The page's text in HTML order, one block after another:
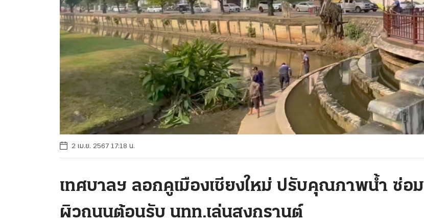
2 เม.ย. 2567 17:18 น.
เทศบาลฯ ลอกคูเมืองเชียงใหม่ ปรับคุณภาพน้ำ ซ่อม
ผิวถนนต้อนรับ นทท.เล่นสงกรานต์